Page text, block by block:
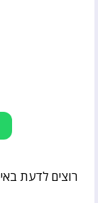
רוצים לדעת